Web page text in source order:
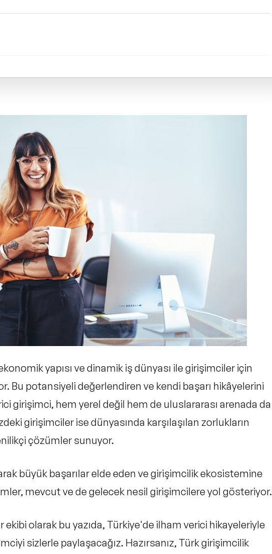
Boyner
yapısı ve dinamik iş dünyası ile girişimciler için
Bu potansiyeli değerlendiren ve kendi başarı hikâyelerini
girişimci, hem yerel değil hem de uluslararası arenada da
girişimciler ise dünyasında karşılaşılan zorlukların
çözümler sunuyor.
büyük başarılar elde eden ve girişimcilik ekosistemine
mevcut ve de gelecek nesil girişimcilere yol gösteriyor.
ekibi olarak bu yazıda, Türkiye'de ilham verici hikayeleriyle
sizlerle paylaşacağız. Hazırsanız, Türk girişimcilik